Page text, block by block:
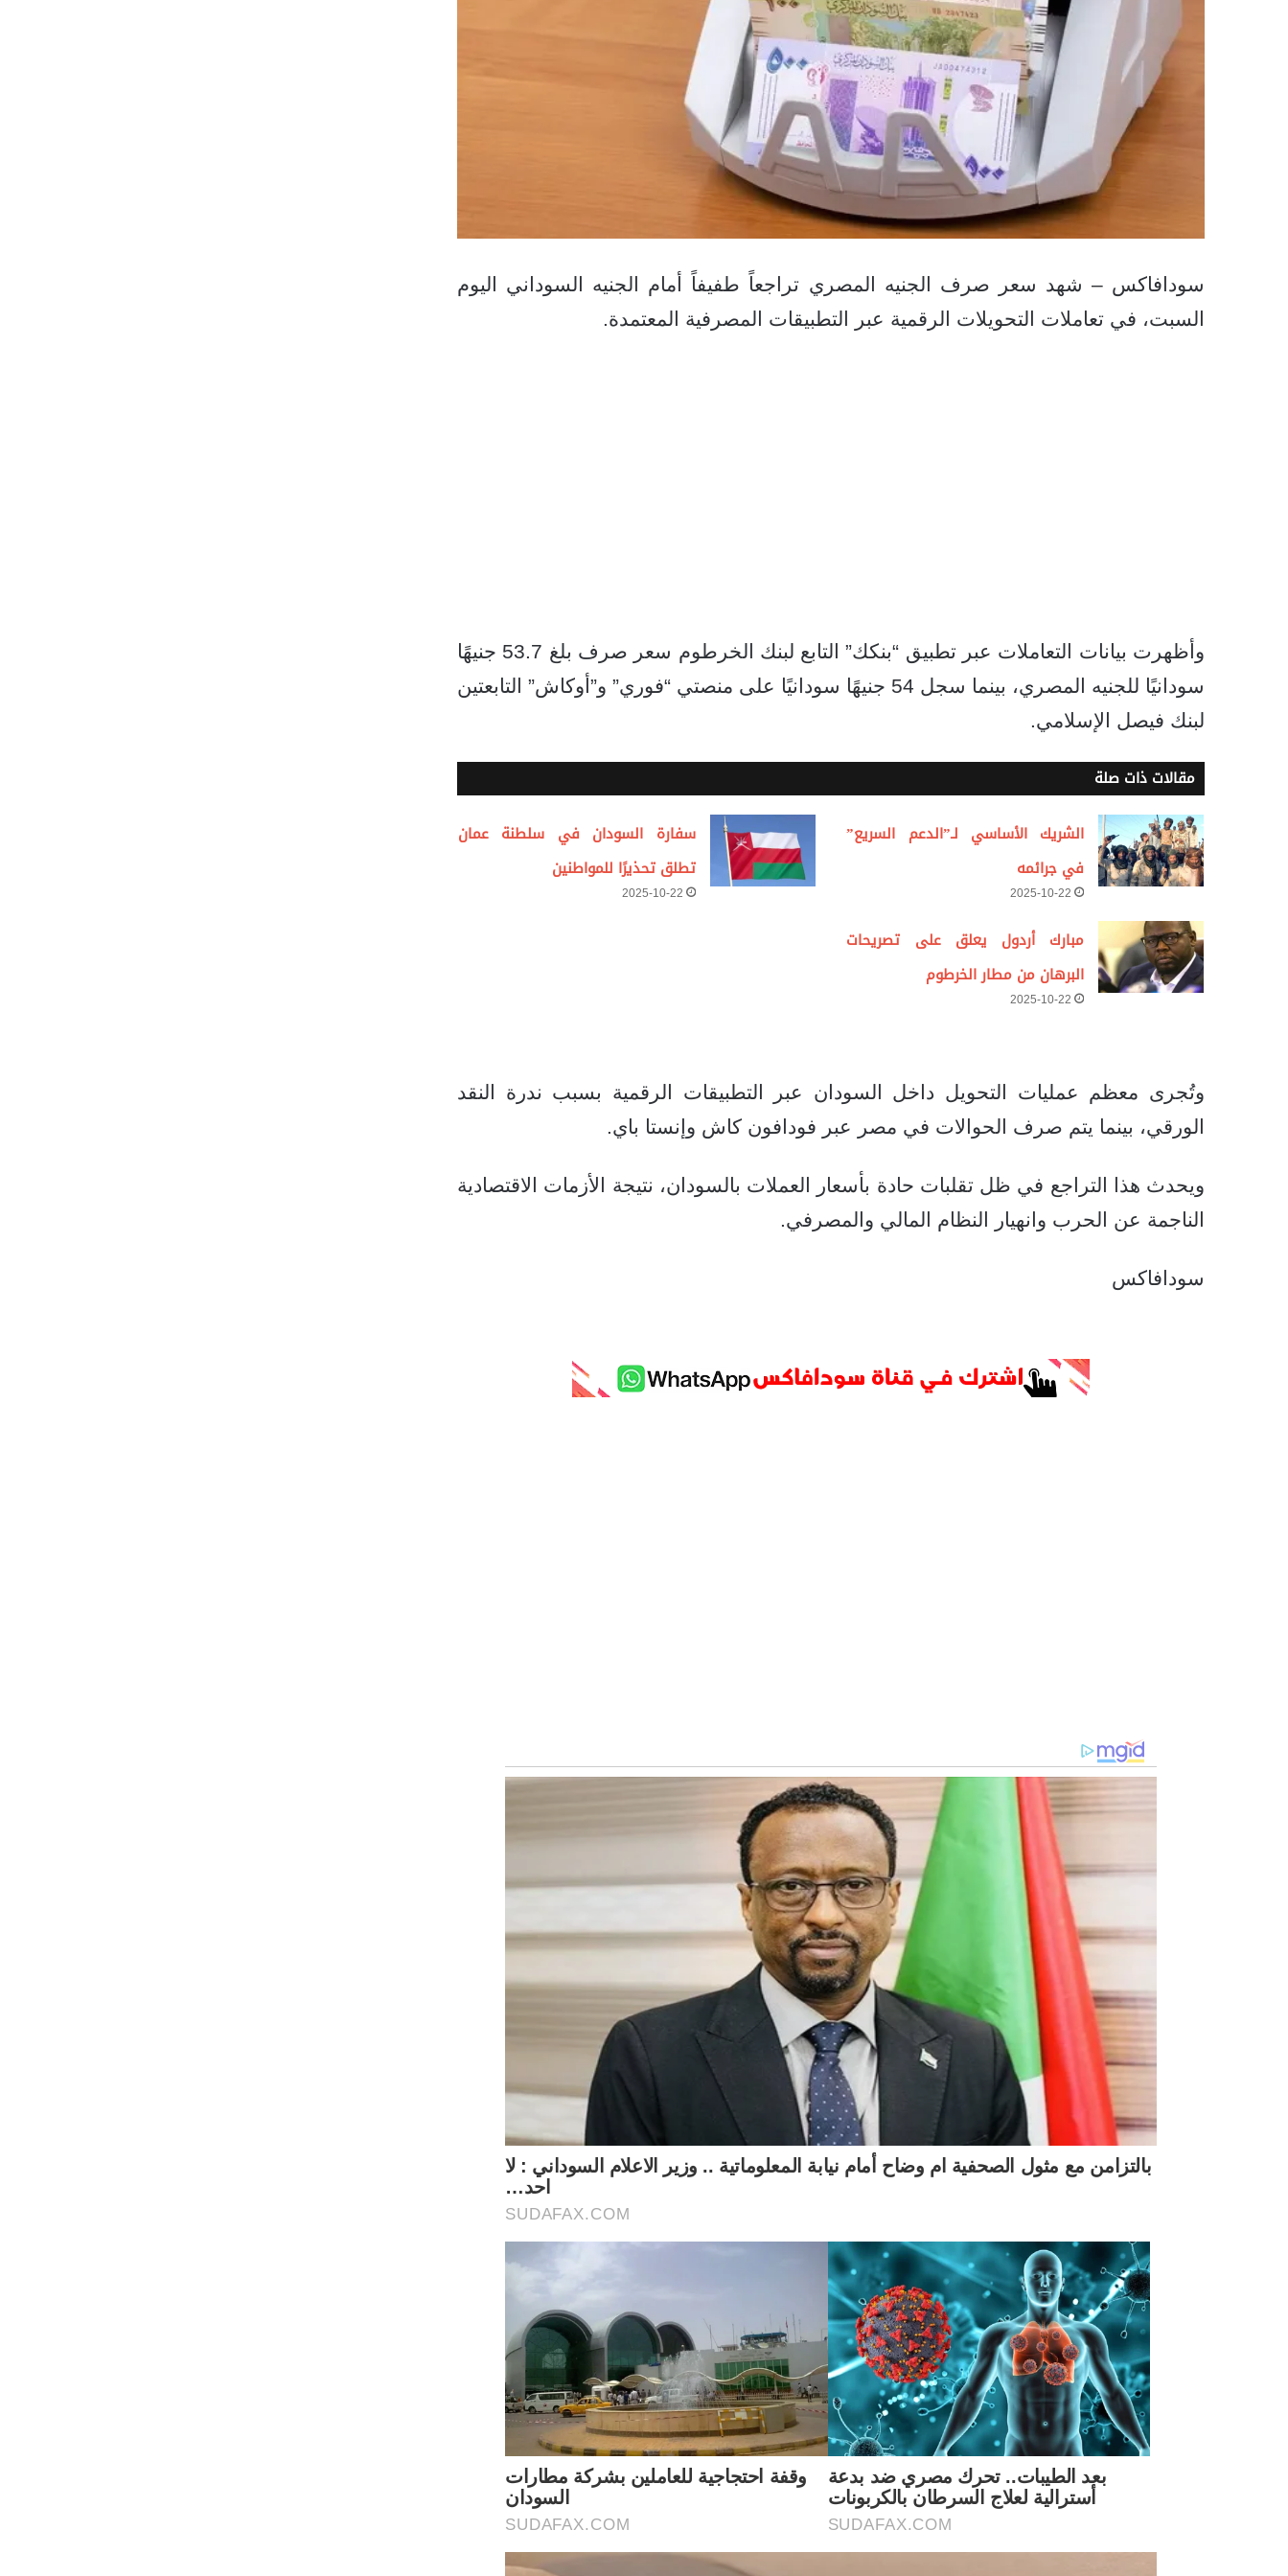
سودافاكس – شهد سعر صرف الجنيه المصري تراجعاً طفيفاً أمام الجنيه السوداني اليوم
السبت، في تعاملات التحويلات الرقمية عبر التطبيقات المصرفية المعتمدة.
وأظهرت بيانات التعاملات عبر تطبيق “بنكك” التابع لبنك الخرطوم سعر صرف بلغ 53.7 جنيهًا
سودانيًا للجنيه المصري، بينما سجل 54 جنيهًا سودانيًا على منصتي “فوري” و”أوكاش” التابعتين
لبنك فيصل الإسلامي.
مقالات ذات صلة
الشريك الأساسي لـ”الدعم السريع”
في جرائمه
2025-10-22
سفارة السودان في سلطنة عمان
تطلق تحذيرًا للمواطنين
2025-10-22
مبارك أردول يعلق على تصريحات
البرهان من مطار الخرطوم
2025-10-22
وتُجرى معظم عمليات التحويل داخل السودان عبر التطبيقات الرقمية بسبب ندرة النقد
الورقي، بينما يتم صرف الحوالات في مصر عبر فودافون كاش وإنستا باي.
ويحدث هذا التراجع في ظل تقلبات حادة بأسعار العملات بالسودان، نتيجة الأزمات الاقتصادية
الناجمة عن الحرب وانهيار النظام المالي والمصرفي.
سودافاكس